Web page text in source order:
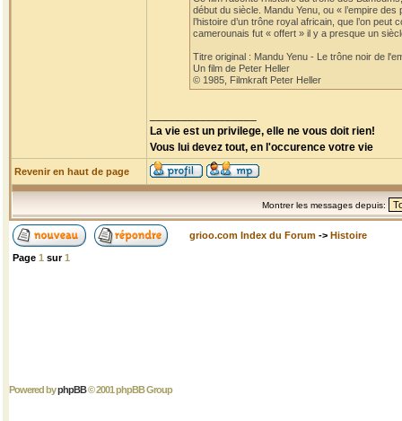
début du siècle. Mandu Yenu, ou « l’empire
l’histoire d’un trône royal africain, que l’on
camerounais fut « offert » il y a presque un
Titre original : Mandu Yenu - Le trône noir de
Un film de Peter Heller
© 1985, Filmkraft Peter Heller
La vie est un privilege, elle ne vous doit rien!
Vous lui devez tout, en l'occurence votre vie
Revenir en haut de page
Montrer les messages depuis:
grioo.com Index du Forum -> Histoire
Page 1 sur1
Powered byphpBB© 2001 phpBB Group